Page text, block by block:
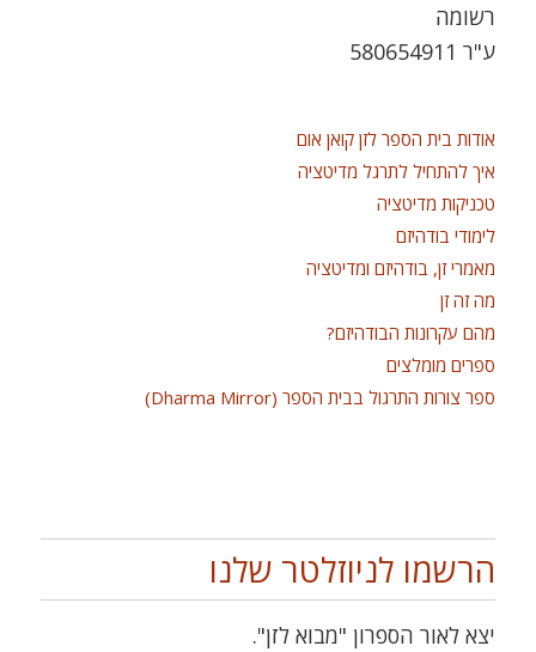
רשומה
ע"ר 580654911
אודות בית הספר לזן קואן אום
איך להתחיל לתרגל מדיטציה
טכניקות מדיטציה
לימודי בודהיזם
מאמרי זן, בודהיזם ומדיטציה
מה זה זן
מהם עקרונות הבודהיזם?
ספרים מומלצים
ספר צורות התרגול בבית הספר (Dharma Mirror)
הרשמו לניוזלטר שלנו
יצא לאור הספרון "מבוא לזן".